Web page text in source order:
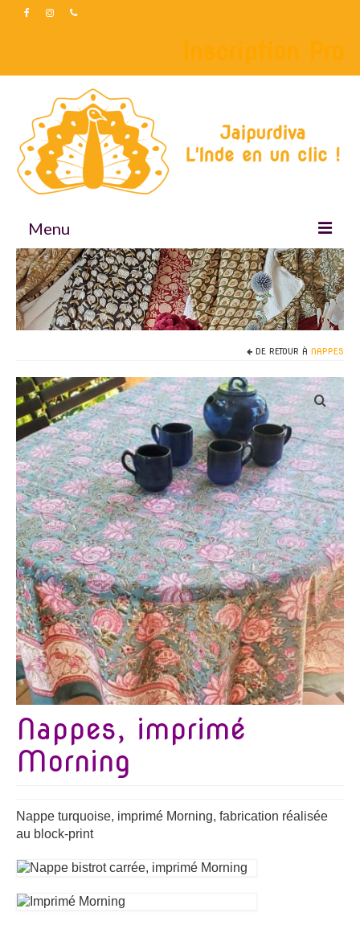
Inscription Pro
Menu
Accueil
Boutique
Etoles, foulards, paréos, carrés
Pièces uniques
Textile maison
Vêtements
Tous nos imprimés
Présentation Marie-Lise Corda
Blog
Contact
DE RETOUR À NAPPES
Nappes, imprimé
Morning
Nappe turquoise, imprimé Morning, fabrication réalisée
au block-print